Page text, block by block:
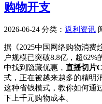
购物开支
2026-06-24 分类： 返利资讯
据《2025中国网络购物消费
户规模已突破8.8亿，超
中找到隐藏优惠， 直播切片
式，正在被越来越多的精明
这种省钱模式，教你如何通
下上千元购物成本。